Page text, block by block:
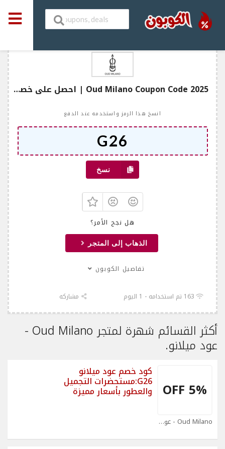
Oud Milano Coupon Code 2025 | احصل على خصم يصل إلى 50%!
انسخ هذا الرمز واستخدمه عند الدفع
نسخ
هل نجح الأمر؟
الذهاب إلى المتجر
تفاصيل الكوبون
163 تم استخدامه - 1 اليوم مشاركه
أكثر القسائم شهرة لمتجر Oud Milano -
عود ميلانو.
5% OFF
Oud Milano - عود ميلانو Coupons
كود خصم عود ميلانو
G26:مستحضرات التجميل
والعطور بأسعار مميزة